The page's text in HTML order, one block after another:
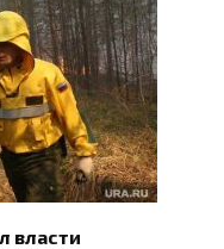
власти